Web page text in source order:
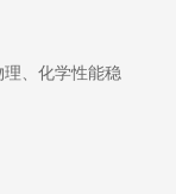
、化学性能稳